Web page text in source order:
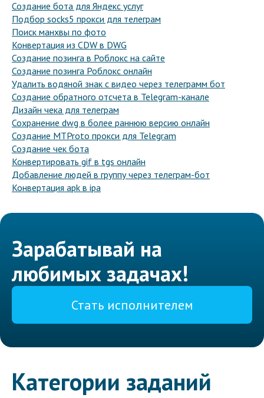
Создание бота для Яндекс услуг
Подбор socks5 прокси для телеграм
Поиск манхвы по фото
Конвертация из CDW в DWG
Создание позинга в Роблокс на сайте
Создание позинга Роблокс онлайн
Удалить водяной знак с видео через телеграмм бот
Создание обратного отсчета в Telegram-канале
Дизайн чека для телеграм
Сохранение dwg в более раннюю версию онлайн
Создание MTProto прокси для Telegram
Создание чек бота
Конвертировать gif в tgs онлайн
Добавление людей в группу через телеграм-бот
Конвертация apk в ipa
Зарабатывай на
любимых задачах!
Стать исполнителем
Категории заданий